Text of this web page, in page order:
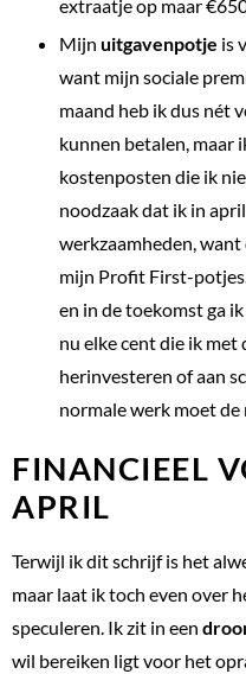
extraatje op maar
Mijn uitgavenpotje is
want mijn sociale
maand heb ik dus nét
kunnen betalen, maar
kostenposten die ik
noodzaak dat ik in
werkzaamheden,
mijn Profit First-
en in de toekomst ga
nu elke cent die ik met
herinvesteren of aan
normale werk moet de
FINANCIEEL
APRIL
Terwijl ik dit schrijf is het
maar laat ik toch even over
speculeren. Ik zit in een
wil bereiken ligt voor het